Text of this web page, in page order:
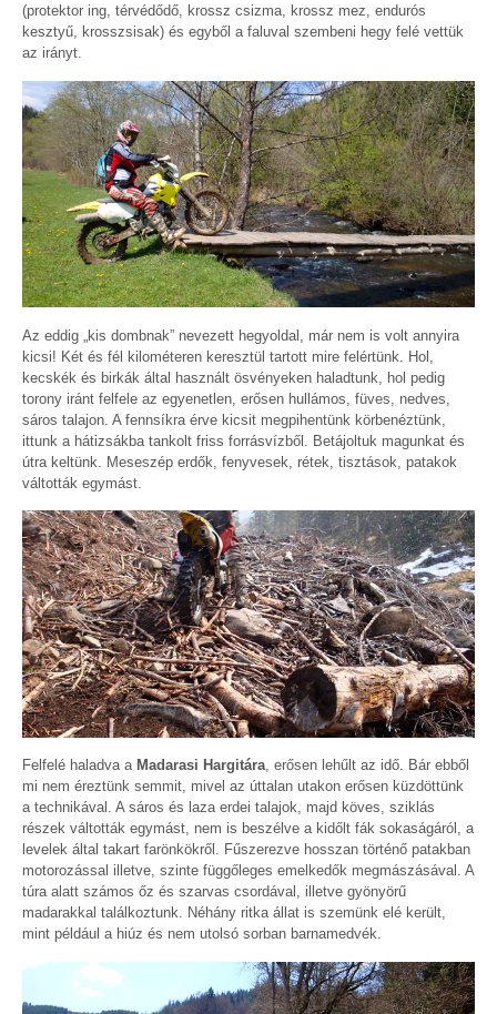
(protektor ing, térvédődő, krossz csizma, krossz mez, endurós
kesztyű, krosszsisak) és egyből a faluval szembeni hegy felé vettük
az irányt.
Az eddig „kis dombnak” nevezett hegyoldal, már nem is volt annyira
kicsi! Két és fél kilométeren keresztül tartott mire felértünk. Hol,
kecskék és birkák által használt ösvényeken haladtunk, hol pedig
torony iránt felfele az egyenetlen, erősen hullámos, füves, nedves,
sáros talajon. A fennsíkra érve kicsit megpihentünk körbenéztünk,
ittunk a hátizsákba tankolt friss forrásvízből. Betájoltuk magunkat és
útra keltünk. Meseszép erdők, fenyvesek, rétek, tisztások, patakok
váltották egymást.
Felfelé haladva a Madarasi Hargitára, erősen lehűlt az idő. Bár ebből
mi nem éreztünk semmit, mivel az úttalan utakon erősen küzdöttünk
a technikával. A sáros és laza erdei talajok, majd köves, sziklás
részek váltották egymást, nem is beszélve a kidőlt fák sokaságáról, a
levelek által takart farönkökről. Fűszerezve hosszan történő patakban
motorozással illetve, szinte függőleges emelkedők megmászásával. A
túra alatt számos őz és szarvas csordával, illetve gyönyörű
madarakkal találkoztunk. Néhány ritka állat is szemünk elé került,
mint például a hiúz és nem utolsó sorban barnamedvék.